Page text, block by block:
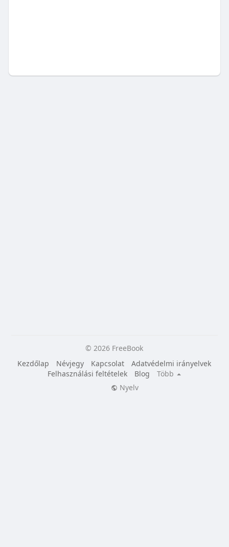
© 2026 FreeBook
Kezdőlap
Névjegy Kapcsolat
Adatvédelmi irányelvek
Felhasználási feltételek
Blog
Több
Nyelv